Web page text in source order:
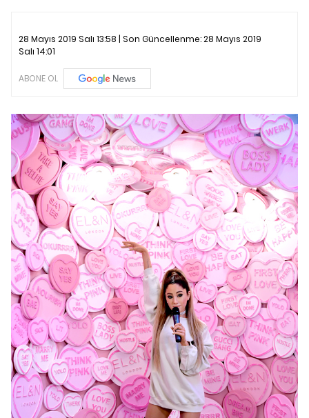
28 Mayıs 2019 Salı 13:58 | Son Güncellenme:28 Mayıs 2019
Salı 14:01
ABONE OL